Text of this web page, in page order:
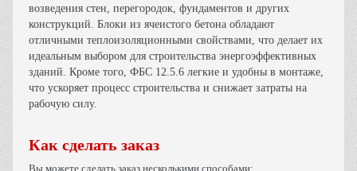
возведения стен, перегородок, фундаментов и других
конструкций. Блоки из ячеистого бетона обладают
отличными теплоизоляционными свойствами, что делает их
идеальным выбором для строительства энергоэффективных
зданий. Кроме того, ФБС 12.5.6 легкие и удобны в монтаже,
что ускоряет процесс строительства и снижает затраты на
рабочую силу.
Как сделать заказ
Вы можете сделать заказ несколькими способами: